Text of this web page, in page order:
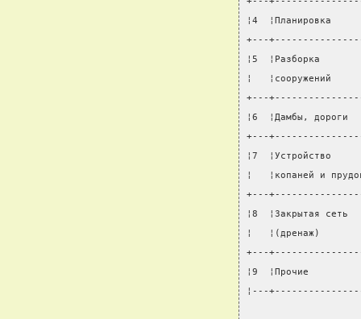
¦4  ¦Планировка
+---
¦5  ¦Разборка
¦
+---
¦6  ¦Дамбы, дороги
+---
¦7  ¦Устройство
¦   ¦копаней и
+---
¦8  ¦Закрытая сеть
¦   ¦(дренаж)
+---
¦9  ¦Прочие
¦---